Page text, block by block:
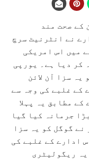
کے صحت مند
نے انٹرنیٹ سرچ
میں اس امریکی
کر دیا ہے۔ یورپی
یہ سزا آن لائن
کے غلبے کی وجہ سے
مطابق یہ پہلا
جرمانہ کیا گیا
نے گوگل کو یہ سزا
ادارے کے غلبے کی
ریگولیٹری